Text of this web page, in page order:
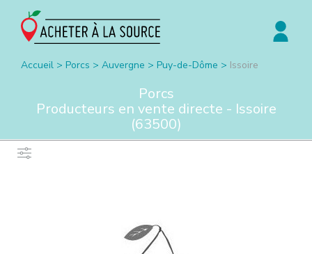
Accueil > Porcs > Auvergne > Puy-de-Dôme > Issoire
Porcs
Producteurs en vente directe - Issoire
(63500)